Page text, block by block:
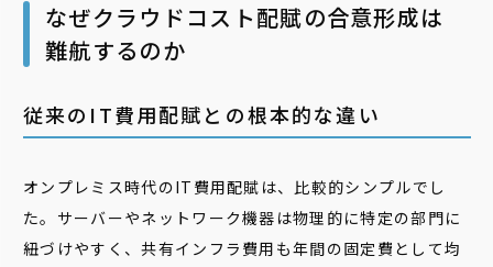
なぜクラウドコスト配賦の合意形成は
難航するのか
従来のIT費用配賦との根本的な違い
オンプレミス時代のIT費用配賦は、比較的シンプルでし
た。サーバーやネットワーク機器は物理的に特定の部門に
紐づけやすく、共有インフラ費用も年間の固定費として均